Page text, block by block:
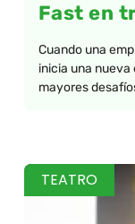
Fast en
Cuando una
inicia una nueva
mayores
TEATRO